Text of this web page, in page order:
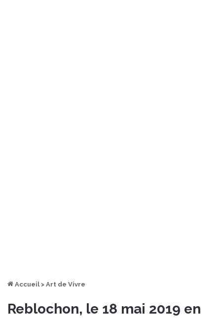
Accueil > Art de Vivre
Reblochon, le 18 mai 2019 en